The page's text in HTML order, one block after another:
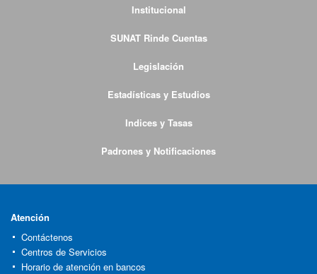
Institucional
SUNAT Rinde Cuentas
Legislación
Estadísticas y Estudios
Indices y Tasas
Padrones y Notificaciones
Atención
Contáctenos
Centros de Servicios
Horario de atención en bancos